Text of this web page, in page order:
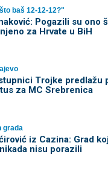
baš 12-12-12?"
Pogazili su ono
za Hrvate u BiH
Trojke predlažu
za MC Srebrenica
grada
iz Cazina: Grad
nisu porazili